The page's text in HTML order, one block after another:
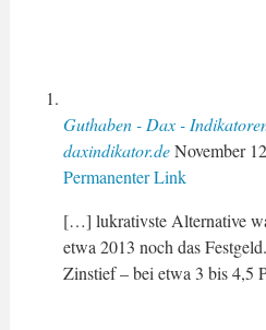
Guthaben - Dax -
daxindikator.de November
Permanenter Link
[…] lukrativste Alternative
etwa 2013 noch das
Zinstief – bei etwa 3 bis 4,5